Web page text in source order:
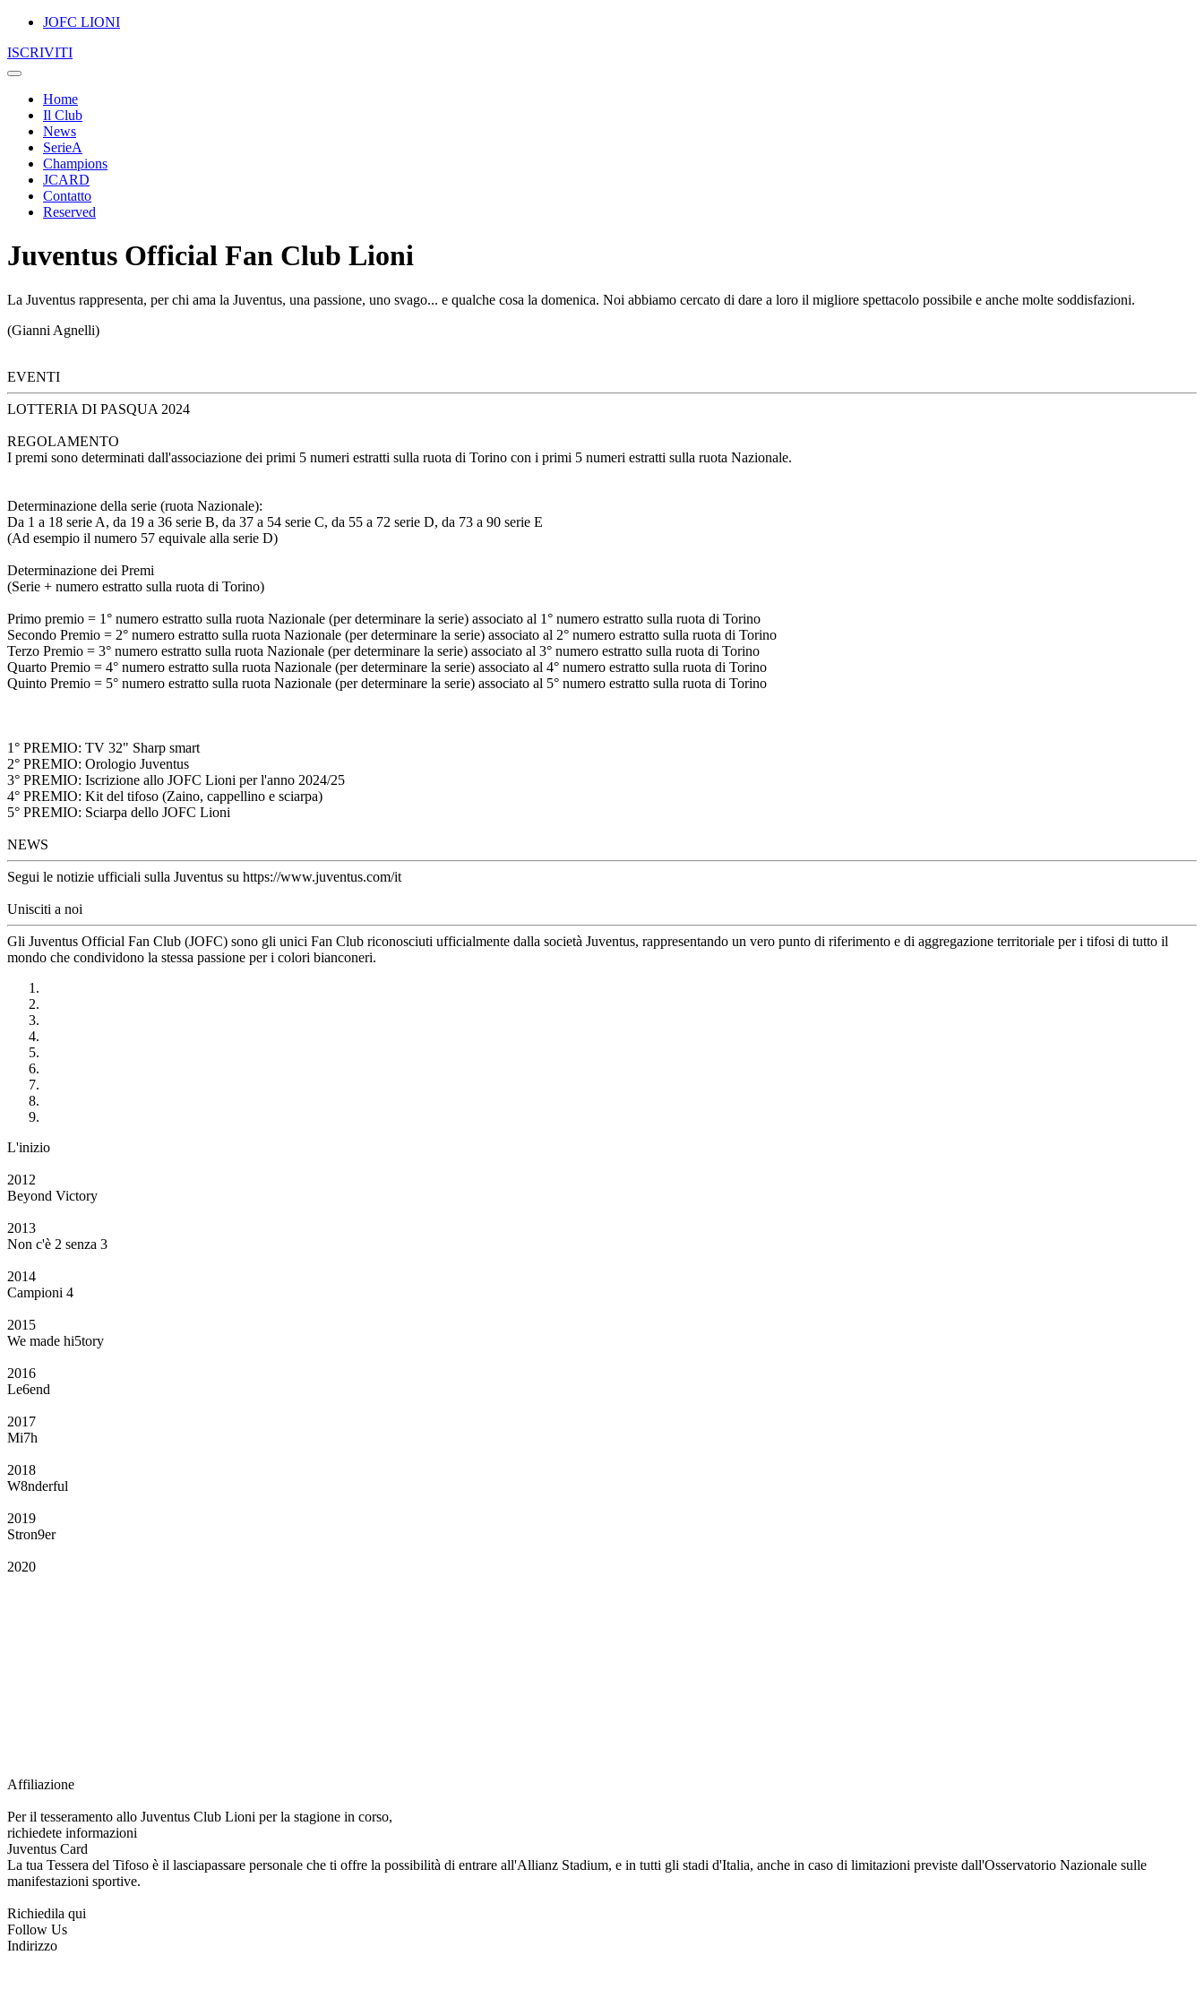
JOFC LIONI
ISCRIVITI
Home
Il Club
News
SerieA
Champions
JCARD
Contatto
Reserved
Juventus Official Fan Club Lioni
La Juventus rappresenta, per chi ama la Juventus, una passione, uno svago... e qualche cosa la domenica. Noi abbiamo cercato di dare a loro il migliore spettacolo possibile e anche molte soddisfazioni.
(Gianni Agnelli)
EVENTI
LOTTERIA DI PASQUA 2024
REGOLAMENTO
I premi sono determinati dall'associazione dei primi 5 numeri estratti sulla ruota di Torino con i primi 5 numeri estratti sulla ruota Nazionale.
Determinazione della serie (ruota Nazionale):
Da 1 a 18 serie A, da 19 a 36 serie B, da 37 a 54 serie C, da 55 a 72 serie D, da 73 a 90 serie E
(Ad esempio il numero 57 equivale alla serie D)
Determinazione dei Premi
(Serie + numero estratto sulla ruota di Torino)
Primo premio = 1° numero estratto sulla ruota Nazionale (per determinare la serie) associato al 1° numero estratto sulla ruota di Torino
Secondo Premio = 2° numero estratto sulla ruota Nazionale (per determinare la serie) associato al 2° numero estratto sulla ruota di Torino
Terzo Premio = 3° numero estratto sulla ruota Nazionale (per determinare la serie) associato al 3° numero estratto sulla ruota di Torino
Quarto Premio = 4° numero estratto sulla ruota Nazionale (per determinare la serie) associato al 4° numero estratto sulla ruota di Torino
Quinto Premio = 5° numero estratto sulla ruota Nazionale (per determinare la serie) associato al 5° numero estratto sulla ruota di Torino
1° PREMIO: TV 32" Sharp smart
2° PREMIO: Orologio Juventus
3° PREMIO: Iscrizione allo JOFC Lioni per l'anno 2024/25
4° PREMIO: Kit del tifoso (Zaino, cappellino e sciarpa)
5° PREMIO: Sciarpa dello JOFC Lioni
NEWS
Segui le notizie ufficiali sulla Juventus su https://www.juventus.com/it
Unisciti a noi
Gli Juventus Official Fan Club (JOFC) sono gli unici Fan Club riconosciuti ufficialmente dalla società Juventus, rappresentando un vero punto di riferimento e di aggregazione territoriale per i tifosi di tutto il
mondo che condividono la stessa passione per i colori bianconeri.
L'inizio
2012
Beyond Victory
2013
Non c'è 2 senza 3
2014
Campioni 4
2015
We made hi5tory
2016
Le6end
2017
Mi7h
2018
W8nderful
2019
Stron9er
2020
Affiliazione
Per il tesseramento allo Juventus Club Lioni per la stagione in corso,
richiedete informazioni
Juventus Card
La tua Tessera del Tifoso è il lasciapassare personale che ti offre la possibilità di entrare all'Allianz Stadium, e in tutti gli stadi d'Italia, anche in caso di limitazioni previste dall'Osservatorio Nazionale sulle
manifestazioni sportive.
Richiedila qui
Follow Us
Indirizzo